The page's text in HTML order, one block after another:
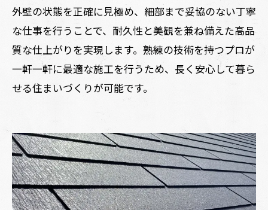
外壁の状態を正確に見極め、細部まで妥協のない丁寧
な仕事を行うことで、耐久性と美観を兼ね備えた高品
質な仕上がりを実現します。熟練の技術を持つプロが
一軒一軒に最適な施工を行うため、長く安心して暮ら
せる住まいづくりが可能です。